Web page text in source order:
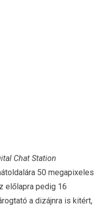
Chat Station
50 megapixeles
előlapra pedig 16
a dizájnra is kitért,